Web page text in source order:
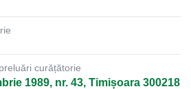
curățătorie
1989, nr. 43, Timișoara 300218